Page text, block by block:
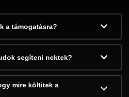
a támogatásra?
segíteni nektek?
mire költitek a